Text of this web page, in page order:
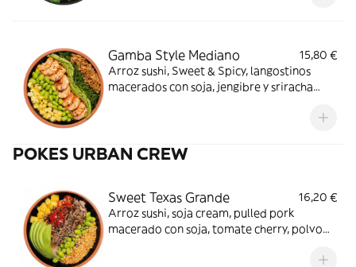
Gamba Style Mediano
15,80 €
Arroz sushi, Sweet & Spicy, langostinos
macerados con soja, jengibre y sriracha
wakame, aguacate y sésamo mix. Delicioso.
POKES URBAN CREW
Sweet Texas Grande
16,20 €
Arroz sushi, soja cream, pulled pork
macerado con soja, tomate cherry, polvo